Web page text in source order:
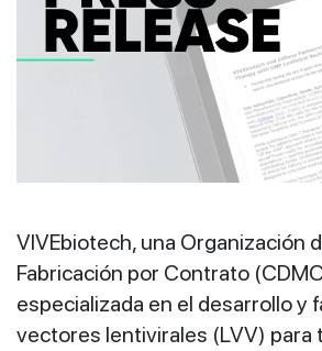
VIVEbiotech, una Organización
Fabricación por Contrato
especializada en el desarrollo y
vectores lentivirales (LVV) para